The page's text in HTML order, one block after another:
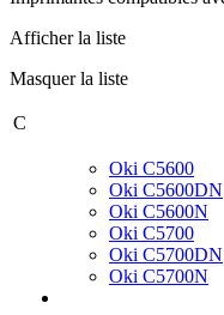
Afficher la liste
Masquer la liste
C
Oki C5600
Oki C5600DN
Oki C5600N
Oki C5700
Oki C5700DN
Oki C5700N